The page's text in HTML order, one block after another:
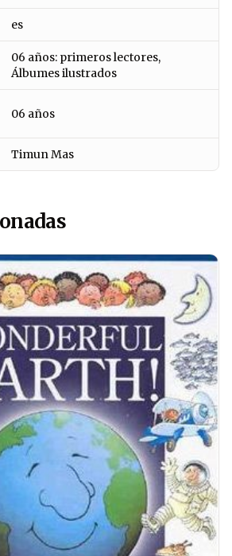
es
06 años: primeros lectores,
Álbumes ilustrados
06 años
Timun Mas